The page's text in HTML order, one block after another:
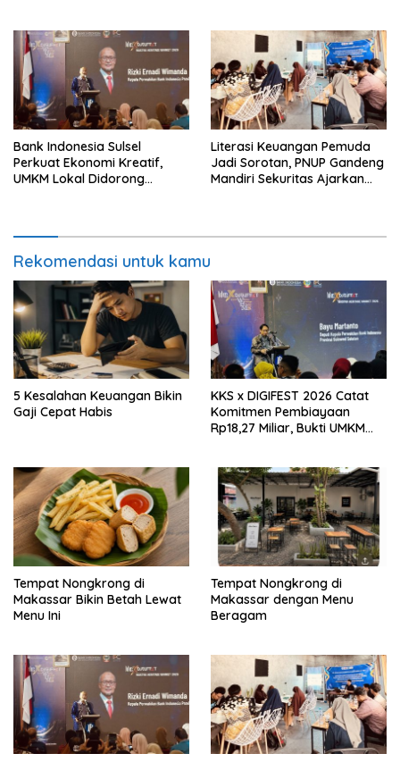
Bank Indonesia Sulsel
Perkuat Ekonomi Kreatif,
UMKM Lokal Didorong
Literasi Keuangan Pemuda
Jadi Sorotan, PNUP Gandeng
Mandiri Sekuritas Ajarkan
Rekomendasi untuk kamu
5 Kesalahan Keuangan Bikin
Gaji Cepat Habis
KKS x DIGIFEST 2026 Catat
Komitmen Pembiayaan
Rp18,27 Miliar, Bukti UMKM
Tempat Nongkrong di
Makassar Bikin Betah Lewat
Menu Ini
Tempat Nongkrong di
Makassar dengan Menu
Beragam